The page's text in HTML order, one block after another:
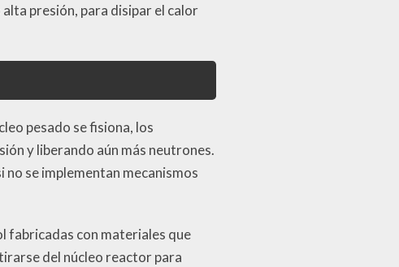
presión, para disipar el calor
pesado se fisiona, los
y liberando aún más neutrones.
se implementan mecanismos
fabricadas con materiales que
del núcleo reactor para